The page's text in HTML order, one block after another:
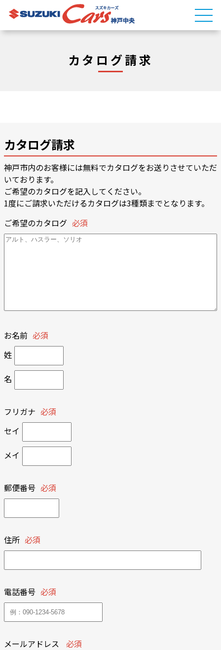
カタログ請求
カタログ請求
神戸市内のお客様には無料でカタログをお送りさせていただ
いております。
ご希望のカタログを記入してください。
1度にご請求いただけるカタログは3種類までとなります。
ご希望のカタログ 必須
お名前 必須
姓
名
フリガナ 必須
セイ
メイ
郵便番号 必須
住所 必須
電話番号 必須
メールアドレス 必須